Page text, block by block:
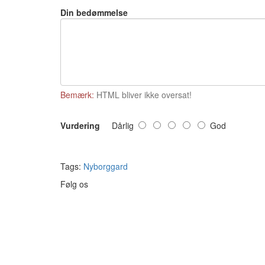
Din bedømmelse
Bemærk: HTML bliver ikke oversat!
Vurdering Dårlig God
Tags: Nyborggard
Følg os